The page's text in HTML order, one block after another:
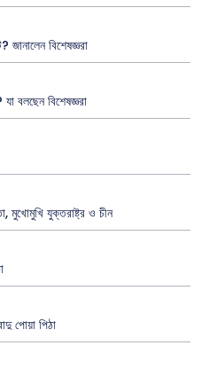
জানালেন বিশেষজ্ঞরা
বলছেন বিশেষজ্ঞরা
মুখোমুখি যুক্তরাষ্ট্র ও চীন
পোয়া পিঠা